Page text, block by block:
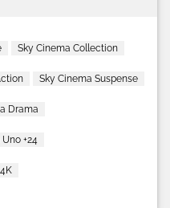
Sky Cinema Collection
Sky Cinema Suspense
Drama
+24